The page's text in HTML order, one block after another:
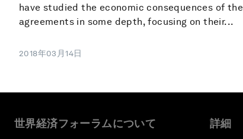
have studied the economic consequences of
agreements in some depth, focusing on their...
2018年03月14日
世界経済フォーラムについて 詳細